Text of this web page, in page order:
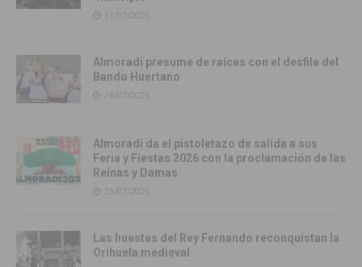
31/07/2026
Almoradí presume de raíces con el desfile del
Bando Huertano
26/07/2026
Almoradí da el pistoletazo de salida a sus
Feria y Fiestas 2026 con la proclamación de las
Reinas y Damas
25/07/2026
Las huestes del Rey Fernando reconquistan la
Orihuela medieval